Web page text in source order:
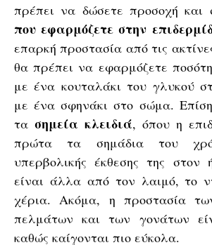
πρέπει να δώσετε προσοχή και
που εφαρμόζετε στην
επαρκή προστασία από τις
θα πρέπει να εφαρμόζετε
με ένα κουταλάκι του γλυκού
με ένα σφηνάκι στο σώμα.
τα σημεία κλειδιά, όπου η
πρώτα τα σημάδια του
υπερβολικής έκθεσης της στον
είναι άλλα από τον λαιμό, το
χέρια. Ακόμα, η προστασία
πελμάτων και των γονάτων
καθώς καίγονται πιο εύκολα.